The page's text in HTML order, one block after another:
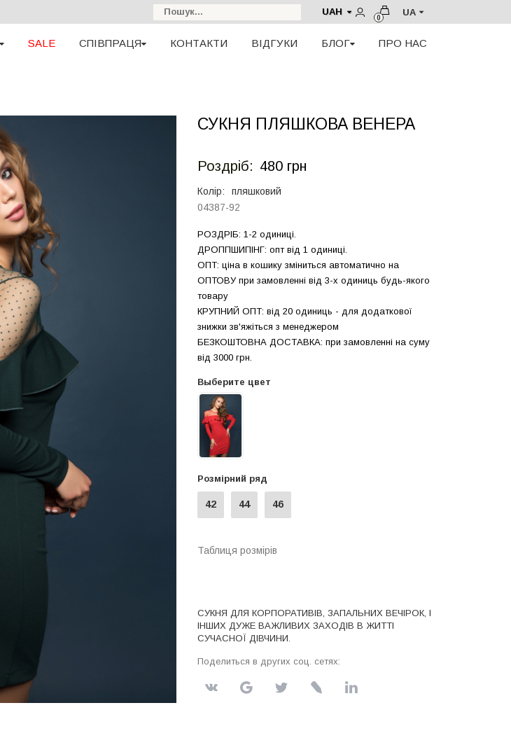
UAH UA
0
SALE СПІВПРАЦЯ КОНТАКТИ ВІДГУКИ БЛОГ ПРО НАС
СУКНЯ ПЛЯШКОВА ВЕНЕРА
Роздрiб: 480 грн
Колір:
пляшковий
04387-92
РОЗДРIБ: 1-2 одиниці.
ДРОППШИПIНГ: опт від 1 одиницi.
ОПТ: ціна в кошику зміниться автоматично на
ОПТОВУ при замовленні від 3-х одиниць будь-якого
товару
КРУПНИЙ ОПТ: від 20 одиниць - для додаткової
знижки зв'яжіться з менеджером
БЕЗКОШТОВНА ДОСТАВКА: при замовленні на суму
вiд 3000 грн.
Выберите цвет
42 44 46
Таблиця розмірів
СУКНЯ ДЛЯ КОРПОРАТИВІВ, ЗАПАЛЬНИХ ВЕЧІРОК, І
ІНШИХ ДУЖЕ ВАЖЛИВИХ ЗАХОДІВ В ЖИТТІ
СУЧАСНОЇ ДІВЧИНИ.
Поделиться в других соц. сетях: